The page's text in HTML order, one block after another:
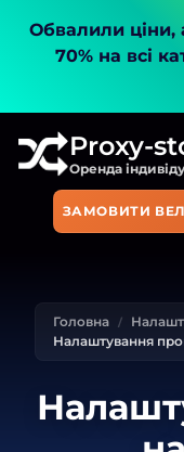
Обвалили ціни,
70% на всі
Proxy-
Оренда
ЗАМОВИТИ
Головна
Налаштування